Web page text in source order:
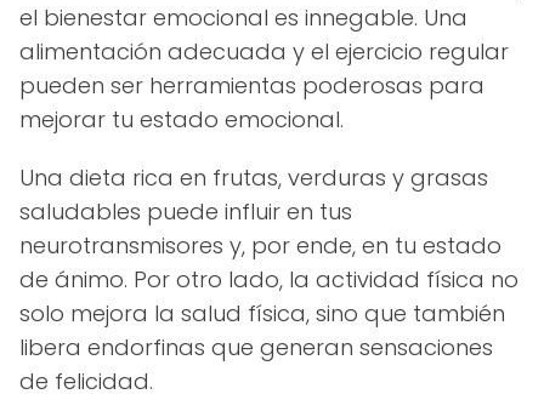
el bienestar emocional es innegable. Una
alimentación adecuada y el ejercicio regular
pueden ser herramientas poderosas para
mejorar tu estado emocional.
Una dieta rica en frutas, verduras y grasas
saludables puede influir en tus
neurotransmisores y, por ende, en tu estado
de ánimo. Por otro lado, la actividad física no
solo mejora la salud física, sino que también
libera endorfinas que generan sensaciones
de felicidad.